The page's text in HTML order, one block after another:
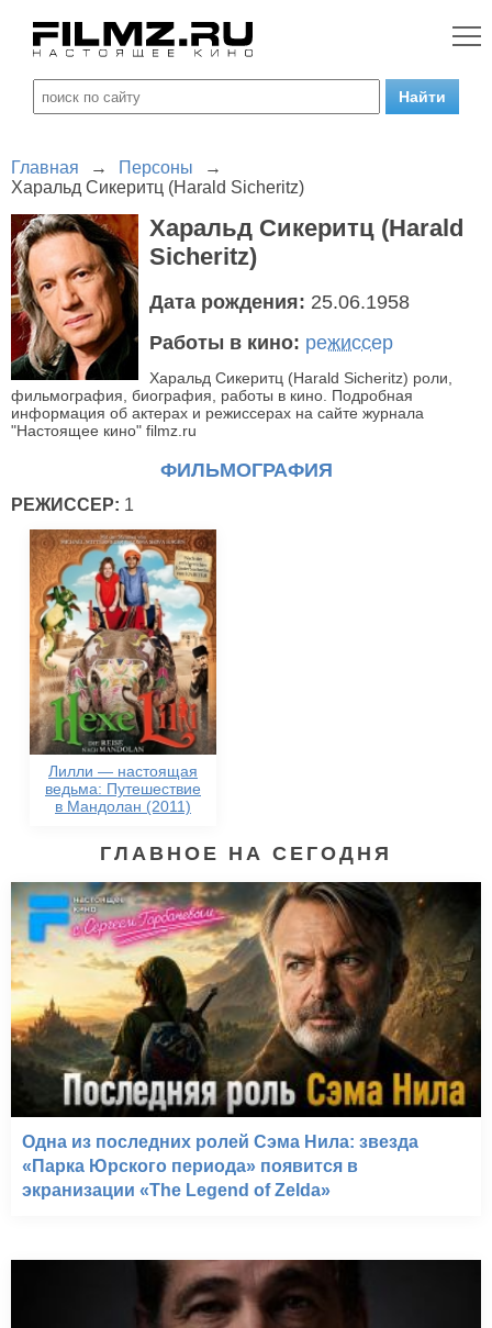
Главная → Персоны
→
Харальд Сикеритц (Harald Sicheritz)
Харальд Сикеритц (Harald
Sicheritz)
Дата рождения: 25.06.1958
Работы в кино: режиссер
Харальд Сикеритц (Harald Sicheritz) роли,
фильмография, биография, работы в кино. Подробная
информация об актерах и режиссерах на сайте журнала
"Настоящее кино" filmz.ru
ФИЛЬМОГРАФИЯ
РЕЖИССЕР: 1
Лилли — настоящая
ведьма: Путешествие
в Мандолан (2011)
ГЛАВНОЕ НА СЕГОДНЯ
Одна из последних ролей Сэма Нила: звезда
«Парка Юрского периода» появится в
экранизации «The Legend of Zelda»